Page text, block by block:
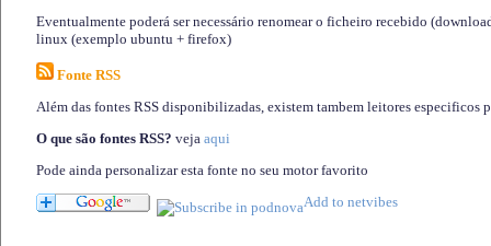
Eventualmente poderá ser necessário renomear o ficheiro recebido
linux (exemplo ubuntu + firefox)
Fonte RSS
Além das fontes RSS disponibilizadas, existem tambem leitores especificos
O que são fontes RSS? veja aqui
Pode ainda personalizar esta fonte no seu motor favorito